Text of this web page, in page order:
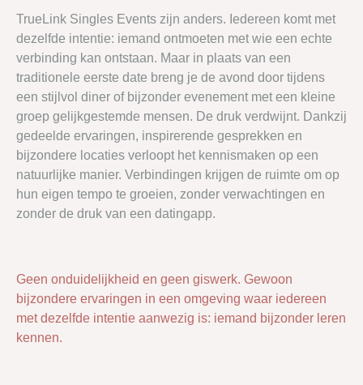
TrueLink Singles Events zijn anders. Iedereen komt met
dezelfde intentie: iemand ontmoeten met wie een echte
verbinding kan ontstaan. Maar in plaats van een
traditionele eerste date breng je de avond door tijdens
een stijlvol diner of bijzonder evenement met een kleine
groep gelijkgestemde mensen. De druk verdwijnt. Dankzij
gedeelde ervaringen, inspirerende gesprekken en
bijzondere locaties verloopt het kennismaken op een
natuurlijke manier. Verbindingen krijgen de ruimte om op
hun eigen tempo te groeien, zonder verwachtingen en
zonder de druk van een datingapp.
Geen onduidelijkheid en geen giswerk. Gewoon
bijzondere ervaringen in een omgeving waar iedereen
met dezelfde intentie aanwezig is: iemand bijzonder leren
kennen.